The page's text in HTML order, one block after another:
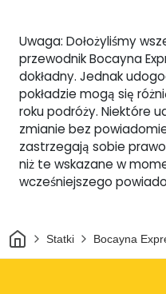
Uwaga: Dołożyliśmy
przewodnik Bocayna
dokładny. Jednak
pokładzie mogą się
roku podróży. Niektóre
zmianie bez
zastrzegają sobie
niż te wskazane w
wcześniejszego
DomStatki Bocayna